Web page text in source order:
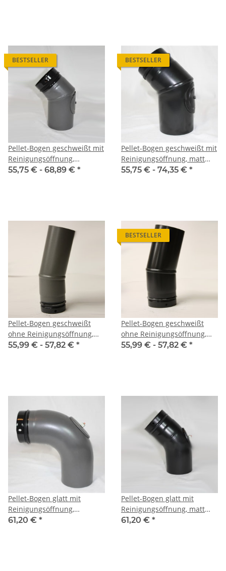
BESTSELLER
Pellet-Bogen geschweißt mit
Reinigungsöffnung,
gussgrau emailliert
55,75 € - 68,89 € *
BESTSELLER
Pellet-Bogen geschweißt mit
Reinigungsöffnung, matt
schwarz emailliert
55,75 € - 74,35 € *
Pellet-Bogen geschweißt
ohne Reinigungsöffnung,
gussgrau emailliert
55,99 € - 57,82 € *
BESTSELLER
Pellet-Bogen geschweißt
ohne Reinigungsöffnung,
matt schwarz emailliert
55,99 € - 57,82 € *
Pellet-Bogen glatt mit
Reinigungsöffnung,
gussgrau emailliert
61,20 € *
Pellet-Bogen glatt mit
Reinigungsöffnung, matt
schwarz emailliert
61,20 € *